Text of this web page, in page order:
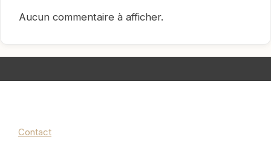
Aucun commentaire à afficher.
Contact